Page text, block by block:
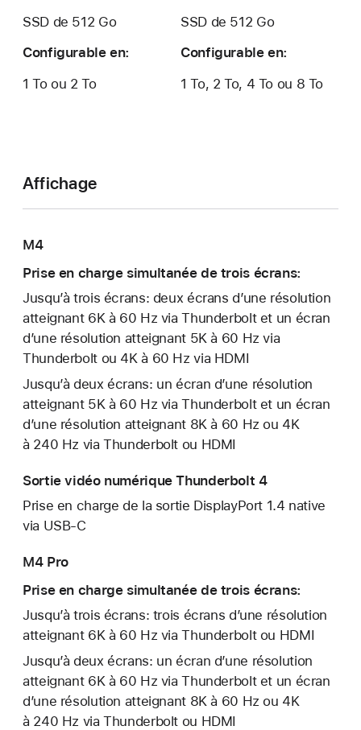
SSD de 512 Go
Configurable en:
1 To ou 2 To
SSD de 512 Go
Configurable en:
1 To, 2 To, 4 To ou 8 To
Affichage
M4
Prise en charge simultanée de trois écrans:
Jusqu’à trois écrans: deux écrans d’une réso­lution
atteignant 6K à 60 Hz via Thunderbolt et un écran
d’une réso­lution atteignant 5K à 60 Hz via
Thunderbolt ou 4K à 60 Hz via HDMI
Jusqu’à deux écrans: un écran d’une réso­lution
atteignant 5K à 60 Hz via Thunderbolt et un écran
d’une réso­lution atteignant 8K à 60 Hz ou 4K
à 240 Hz via Thunderbolt ou HDMI
Sortie vidéo numérique Thunderbolt 4
Prise en charge de la sortie DisplayPort 1.4 native
via USB‑C
M4 Pro
Prise en charge simultanée de trois écrans:
Jusqu’à trois écrans: trois écrans d’une réso­lution
atteignant 6K à 60 Hz via Thunderbolt ou HDMI
Jusqu’à deux écrans: un écran d’une réso­lution
atteignant 6K à 60 Hz via Thunderbolt et un écran
d’une réso­lution atteignant 8K à 60 Hz ou 4K
à 240 Hz via Thunderbolt ou HDMI